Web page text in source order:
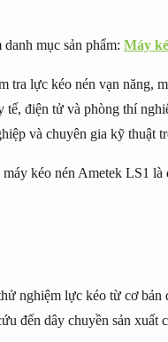
danh mục sản phẩm: Máy
lực kéo nén vạn
điện tử và phòng thí
và chuyên gia kỹ thuật
kéo nén Ametek LS1
nghiệm lực kéo từ cơ
đến dây chuyền sản